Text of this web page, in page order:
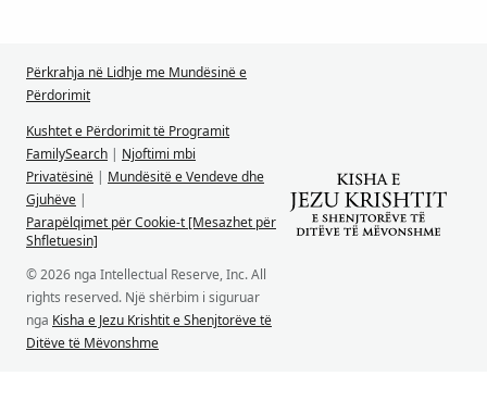
Përkrahja në Lidhje me Mundësinë e
Përdorimit
Kushtet e Përdorimit të Programit
FamilySearch | Njoftimi mbi
Privatësinë | Mundësitë e Vendeve dhe
Gjuhëve |
Parapëlqimet për Cookie-t [Mesazhet për
Shfletuesin]
© 2026 nga Intellectual Reserve, Inc. All
rights reserved. Një shërbim i siguruar
nga Kisha e Jezu Krishtit e Shenjtorëve të
Ditëve të Mëvonshme